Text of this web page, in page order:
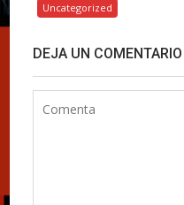
Uncategorized
DEJA UN COMENTARIO